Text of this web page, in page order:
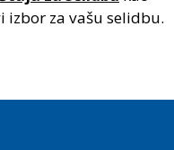
za vašu selidbu.